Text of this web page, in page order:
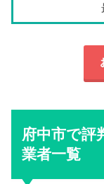
府中市で評
業者一覧